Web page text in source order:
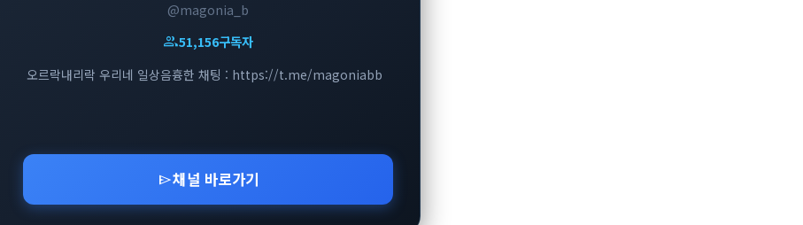
@magonia_b
group51,156구독자
오르락내리락 우리네 일상음흉한 채팅 : https://t.me/magoniabb
send채널 바로가기